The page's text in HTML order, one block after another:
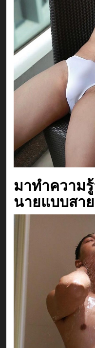
มาทำความ
นายแบบสา